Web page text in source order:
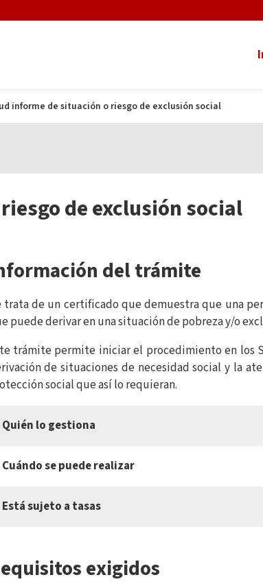
informe de situación o riesgo de exclusión social
de exclusión social
del trámite
trata de un certificado que demuestra que una
puede derivar en una situación de pobreza y/o
trámite permite iniciar el procedimiento en los
de situaciones de necesidad social y la
social que así lo requieran.
Quién lo gestiona
Cuándo se puede realizar
Está sujeto a tasas
exigidos